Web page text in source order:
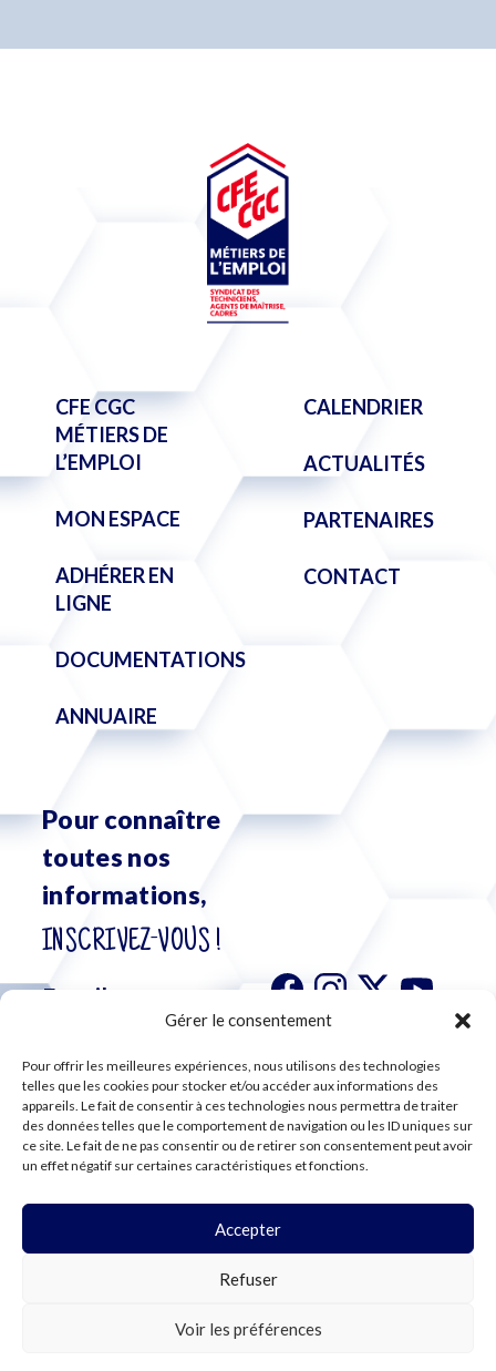
Gérer le consentement
Pour offrir les meilleures expériences, nous utilisons des technologies
telles que les cookies pour stocker et/ou accéder aux informations des
appareils. Le fait de consentir à ces technologies nous permettra de traiter
des données telles que le comportement de navigation ou les ID uniques sur
ce site. Le fait de ne pas consentir ou de retirer son consentement peut avoir
un effet négatif sur certaines caractéristiques et fonctions.
Accepter
Refuser
Voir les préférences
CFE CGC
MÉTIERS DE
L’EMPLOI
MON ESPACE
ADHÉRER EN
LIGNE
DOCUMENTATIONS
ANNUAIRE
CALENDRIER
ACTUALITÉS
PARTENAIRES
CONTACT
Pour connaître
toutes nos
informations,
INSCRIVEZ-VOUS !
S'abonner à
notre
newsletter
COOKIES